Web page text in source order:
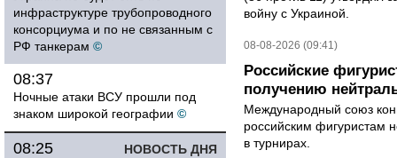
инфраструктуре трубопроводного
консорциума и по не связанным с
РФ танкерам ©
08:37
Ночные атаки ВСУ прошли под
знаком широкой географии ©
НОВОСТЬ ДНЯ
08:25
войну с Украиной.
08-08-2026 (09:41)
Российские
получению
Международный союз
российским фигуристам
в турнирах.